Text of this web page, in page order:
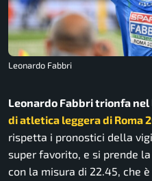
Leonardo Fabbri
Leonardo Fabbri trionfa nel
di atletica leggera di Roma
rispetta i pronostici della
super favorito, e si prende
con la misura di 22.45, che